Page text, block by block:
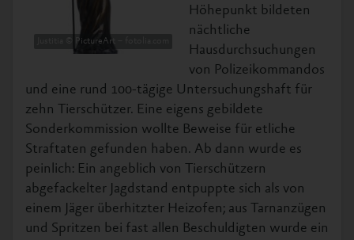
Justitia © PictureArt – fotolia.com
Höhepunkt bildeten
nächtliche
Hausdurchsuchungen
von Polizeikommandos
und eine rund 100-tägige Untersuchungshaft für
zehn Tierschützer. Eine eigens gebildete
Sonderkommission wollte Beweise für etliche
Straftaten gefunden haben. Ab dann wurde es
peinlich: Ein angeblich von Tierschützern
abgefackelter Jagdstand entpuppte sich als von
einem Jäger überhitzter Heizofen; aus Tarnanzügen
und Spritzen bei fast allen Beschuldigten wurde ein